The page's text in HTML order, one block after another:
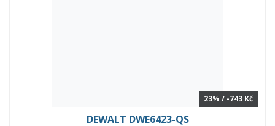
23% / -743 Kč
DEWALT DWE6423-QS